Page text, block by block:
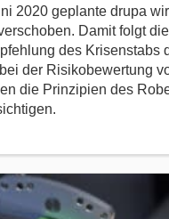
2020 geplante drupa
Damit folgt
des Krisenstabs
der Risikobewertung
die Prinzipien des